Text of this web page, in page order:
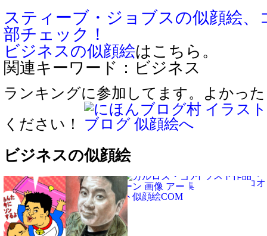
スティーブ・ジョブスの似顔絵、
部チェック！
ビジネスの似顔絵はこちら。
関連キーワード：ビジネス
ランキングに参加してます。よかっ
ください！
ビジネスの似顔絵